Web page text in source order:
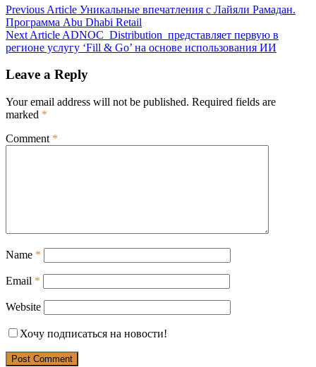
Post
navigation
Previous Article Уникальные впечатления с Лайяли Рамадан.
Программа Abu Dhabi Retail
Next Article ADNOC Distribution представляет первую в
регионе услугу ‘Fill & Go’ на основе использования ИИ
Leave a Reply
Your email address will not be published. Required fields are
marked *
Comment *
Name *
Email *
Website
Хочу подписаться на новости!